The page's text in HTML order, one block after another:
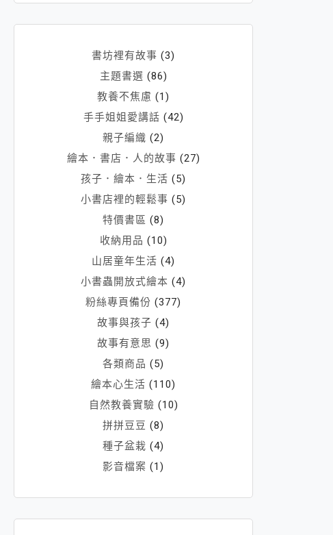
書坊裡有故事 (3)
主題書選 (86)
教養不焦慮 (1)
手手姐姐愛講話 (42)
親子編織 (2)
繪本．書店．人的故事 (27)
孩子．繪本．生活 (5)
小書店裡的輕鬆事 (5)
特價書區 (8)
收納用品 (10)
山居童年生活 (4)
小書蟲開放式繪本 (4)
粉絲專頁備份 (377)
故事與孩子 (4)
故事有意思 (9)
各類商品 (5)
繪本心生活 (110)
自然教養實驗 (10)
拼拼豆豆 (8)
種子盆栽 (4)
影音檔案 (1)